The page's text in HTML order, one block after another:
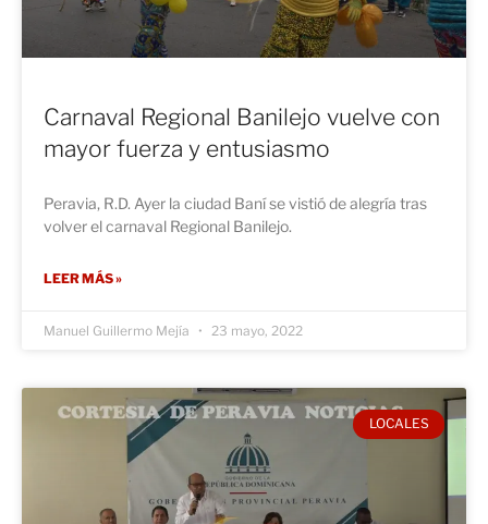
Carnaval Regional Banilejo vuelve con
mayor fuerza y entusiasmo
Peravia, R.D. Ayer la ciudad Baní se vistió de alegría tras
volver el carnaval Regional Banilejo.
LEER MÁS »
Manuel Guillermo Mejía 23 mayo, 2022
LOCALES